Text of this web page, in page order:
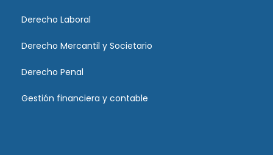
Derecho Laboral
Derecho Mercantil y Societario
Derecho Penal
Gestión financiera y contable